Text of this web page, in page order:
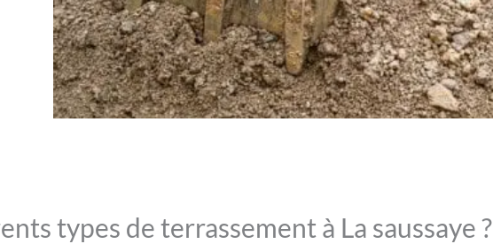
types de terrassement à La saussaye ?